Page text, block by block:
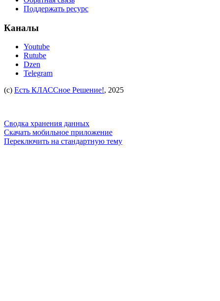
Поддержать ресурс
Каналы
Youtube
Rutube
Dzen
Telegram
(c) Есть КЛАССное Решение!, 2025
Сводка хранения данных
Скачать мобильное приложение
Переключить на стандартную тему